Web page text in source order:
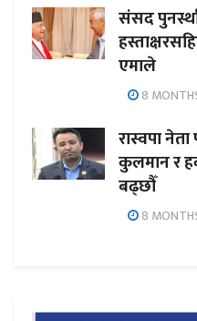
संसद
एमाले
8
रास्वपा
कुलमान र
बढ्छौँ
8